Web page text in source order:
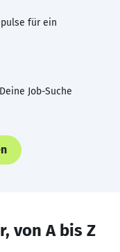
für ein
Job-Suche
von A bis Z